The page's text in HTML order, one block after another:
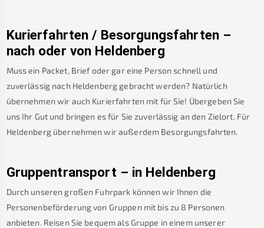
Kurierfahrten / Besorgungsfahrten –
nach oder von Heldenberg
Muss ein Packet, Brief oder gar eine Person schnell und
zuverlässig nach Heldenberg gebracht werden? Natürlich
übernehmen wir auch Kurierfahrten mit für Sie! Übergeben Sie
uns Ihr Gut und bringen es für Sie zuverlässig an den Zielort. Für
Heldenberg übernehmen wir außerdem Besorgungsfahrten.
Gruppentransport – in Heldenberg
Durch unseren großen Fuhrpark können wir Ihnen die
Personenbeförderung von Gruppen mit bis zu 8 Personen
anbieten. Reisen Sie bequem als Gruppe in einem unserer